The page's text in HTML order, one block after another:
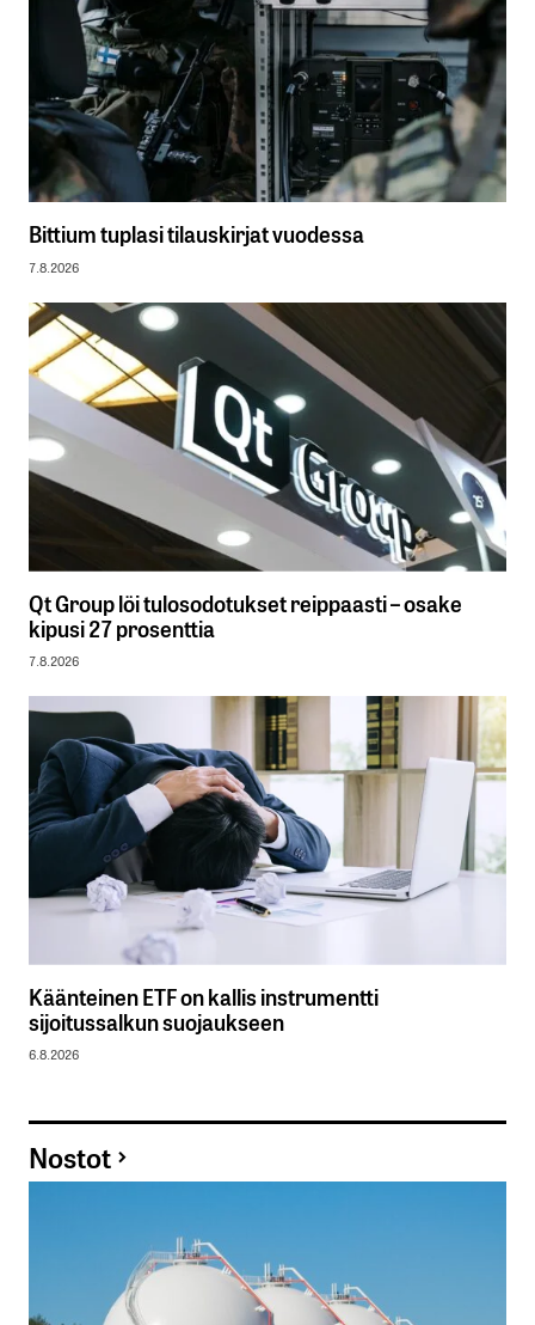
Bittium tuplasi tilauskirjat vuodessa
7.8.2026
Qt Group löi tulosodotukset reippaasti – osake
kipusi 27 prosenttia
7.8.2026
Käänteinen ETF on kallis instrumentti
sijoitussalkun suojaukseen
6.8.2026
Nostot